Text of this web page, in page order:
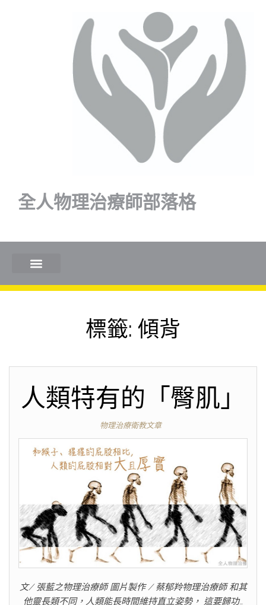
全人物理治療師部落格
標籤: 傾背
人類特有的「臀肌」
物理治療衛教文章
文/ 張藍之物理治療師 圖片製作 / 蔡郁羚物理治療師 和其
他靈長類不同，人類能長時間維持直立姿勢， 這要歸功…